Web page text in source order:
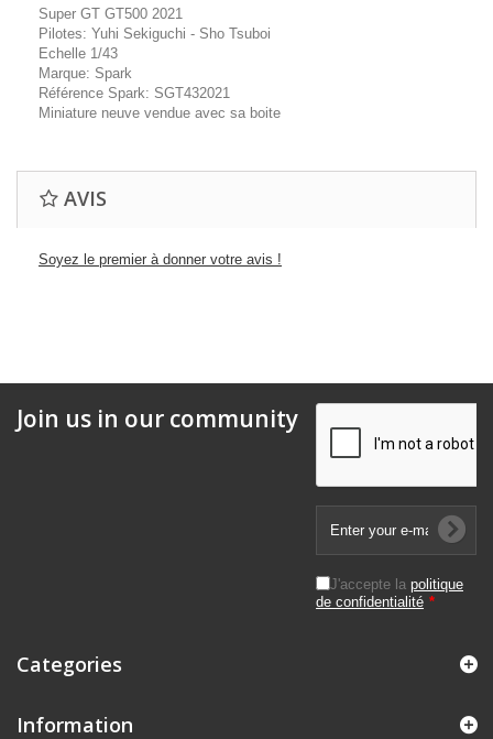
Super GT GT500 2021
Pilotes: Yuhi Sekiguchi - Sho Tsuboi
Echelle 1/43
Marque: Spark
Référence Spark: SGT432021
Miniature neuve vendue avec sa boite
AVIS
Soyez le premier à donner votre avis !
Join us in our community
J'accepte la politique
de confidentialité *
Categories
Information